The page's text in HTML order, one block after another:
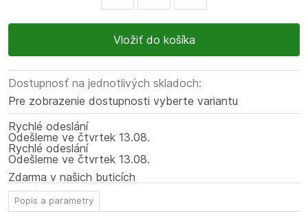
Dostupnosť na jednotlivých skladoch:
Pre zobrazenie dostupnosti vyberte variantu
Rychlé odeslání
Odešleme ve čtvrtek 13.08.
Rychlé odeslání
Odešleme ve čtvrtek 13.08.
Zdarma v našich buticích
Popis a parametry